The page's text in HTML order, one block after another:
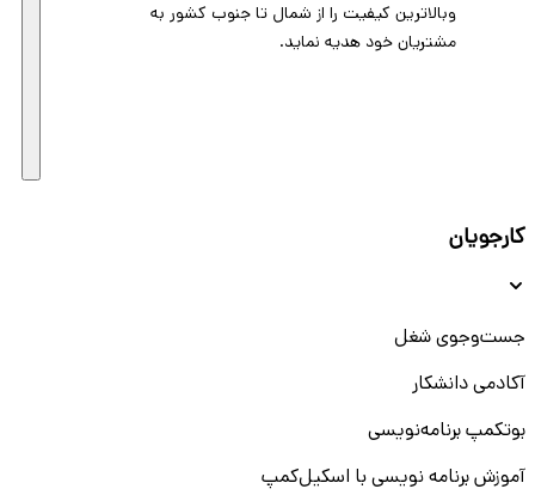
وبالاترین کیفیت را از شمال تا جنوب کشور به
مشتریان خود هدیه نماید.
کارجویان
جست‌و‌جوی شغل
آکادمی دانشکار
بوتکمپ برنامه‌نویسی
آموزش برنامه نویسی با اسکیل‌کمپ